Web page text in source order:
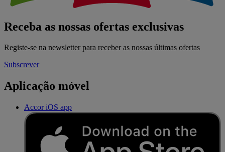
Receba as nossas ofertas exclusivas
Registe-se na newsletter para receber as nossas últimas ofertas
Subscrever
Aplicação móvel
Accor iOS app